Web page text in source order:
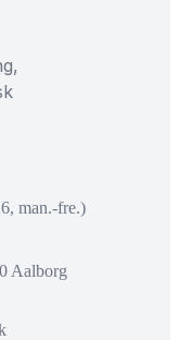
man.-fre.)
Aalborg